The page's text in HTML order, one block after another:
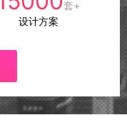
套+
设计方案